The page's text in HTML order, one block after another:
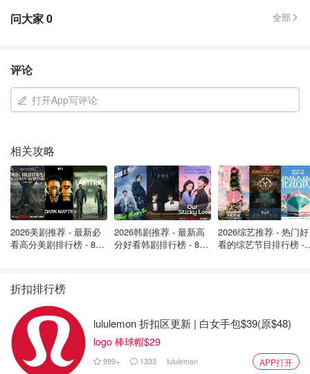
底释放出来啊！
验，
中国国家税务总局
式。以下是详细攻略，帮你快速搞懂操作流程与注意事项！
什么是“离境退税”？
指加拿大等境外旅客在中国购买符合条件的退税商品，并在
离境时申请退还增值税（VAT）。
适用对象：在中国境内连续居住不超过183天的外国人及港
澳台同胞。
“即买即退”是一项购物现场即可领取退税款的便捷服务。
在参与该服务的指定商店购物时，旅客只需：
签署协议书
问大家0 全部
评论
打开App写评论
相关攻略
2026美剧推荐 - 最新必
看高分美剧排行榜 - 8月
2026韩剧推荐 - 最新高
分好看韩剧排行榜 - 8月
2026综艺推荐 - 热门好
看的综艺节目排行榜 -
折扣排行榜
lululemon 折扣区更新 | 白女手包$39(原$48)
logo 棒球帽$29
999+ 1333 lululemon APP打开